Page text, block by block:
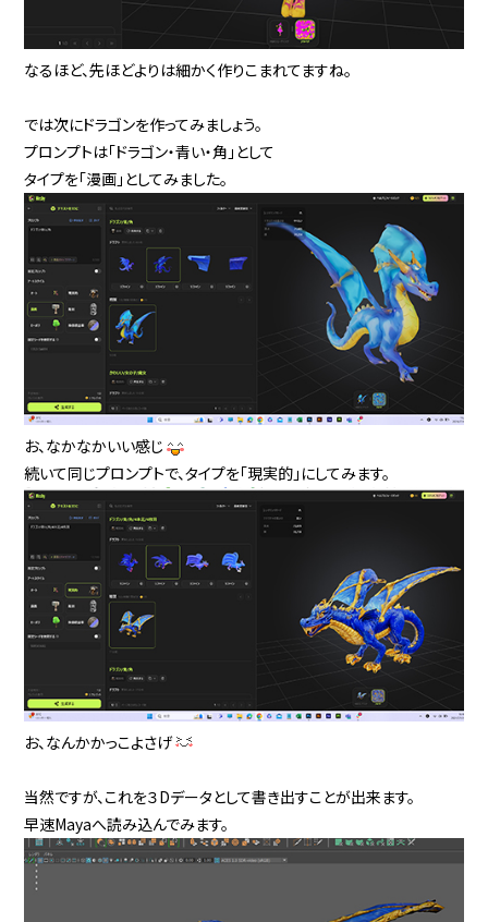
なるほど、先ほどよりは細かく作りこまれてますね。
では次にドラゴンを作ってみましょう。
プロンプトは「ドラゴン・青い・角」として
タイプを「漫画」としてみました。
お、なかなかいい感じ
続いて同じプロンプトで、タイプを「現実的」にしてみます。
お、なんかかっこよさげ
当然ですが、これを３Dデータとして書き出すことが出来ます。
早速Mayaへ読み込んでみます。